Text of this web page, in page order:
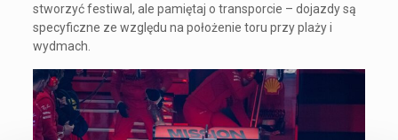
stworzyć festiwal, ale pamiętaj o transporcie – dojazdy są
specyficzne ze względu na położenie toru przy plaży i
wydmach.